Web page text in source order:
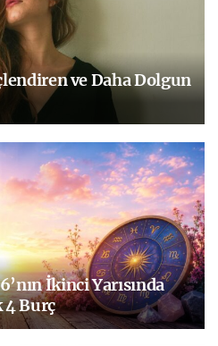
ve Daha Dolgun
İkinci Yarısında
4 Burç